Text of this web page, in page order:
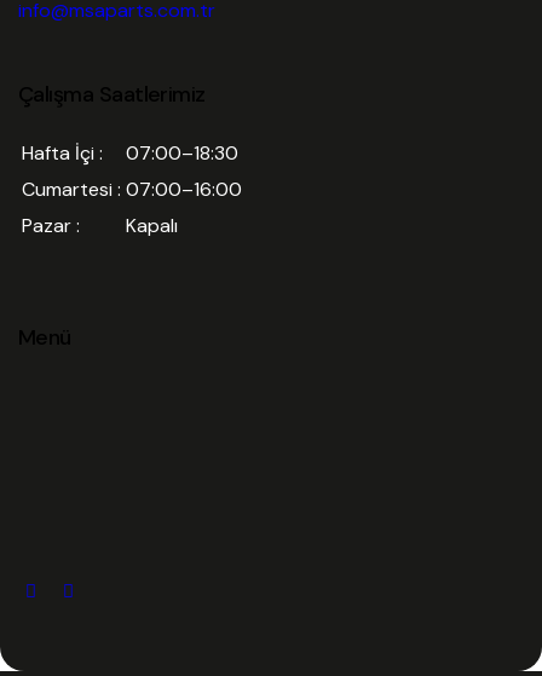
info@msaparts.com.tr
Çalışma Saatlerimiz
Hafta İçi :
07:00–18:30
Cumartesi : 07:00–16:00
Pazar :
Kapalı
Menü